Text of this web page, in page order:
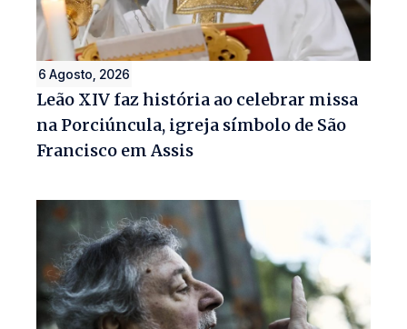
6 Agosto, 2026
Leão XIV faz história ao celebrar missa
na Porciúncula, igreja símbolo de São
Francisco em Assis